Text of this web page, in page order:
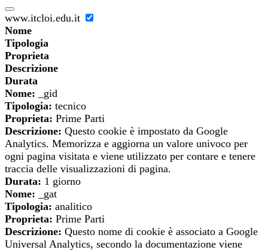
www.itcloi.edu.it
Nome
Tipologia
Proprieta
Descrizione
Durata
Nome: _gid
Tipologia: tecnico
Proprieta: Prime Parti
Descrizione: Questo cookie è impostato da Google
Analytics. Memorizza e aggiorna un valore univoco per
ogni pagina visitata e viene utilizzato per contare e tenere
traccia delle visualizzazioni di pagina.
Durata: 1 giorno
Nome: _gat
Tipologia: analitico
Proprieta: Prime Parti
Descrizione: Questo nome di cookie è associato a Google
Universal Analytics, secondo la documentazione viene